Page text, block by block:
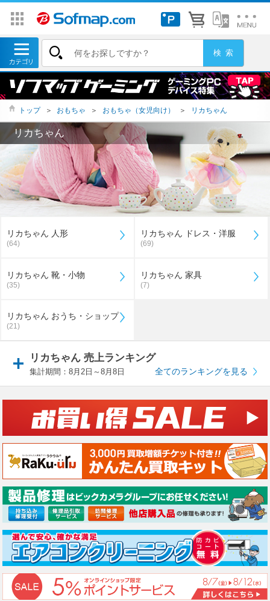
トップ ＞ おもちゃ ＞ おもちゃ（女児向け） ＞ リカちゃん
リカちゃん
リカちゃん 人形
(64)
リカちゃん ドレス・洋服
(69)
リカちゃん 靴・小物
(35)
リカちゃん 家具
(7)
リカちゃん おうち・ショップ
(21)
リカちゃん 売上ランキング
集計期間：8月2日～8月8日 全てのランキングを見る